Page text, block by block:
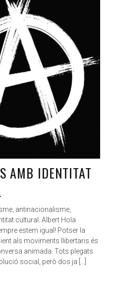
AMB IDENTITAT
antinacionalisme,
cultural. Albert Hola
estem igual! Potser la
als moviments llibertaris és
animada. Tots plegats
social, però dos ja […]